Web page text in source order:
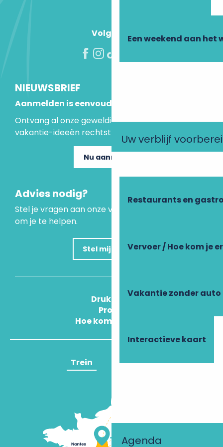
Een weekend aan het
Uw verblijf
Restaurants en
Vervoer / Hoe kom je
Vakantie zonder auto
Interactieve kaart
Agenda
Volg ons!
NIEUWSBRIEF
Aanmelden is eenvoudig
Ontvang al onze geweldige aanbiedingen en
vakantie-ideeën rechtstreeks in je inbox.
Nu aanmelden
Advies nodig?
Stel je vragen aan onze virtuele assistent, die er is
om je te helpen.
Stel mijn vraag
Druk Op
Pros
Hoe kom ik daar?
Trein Vliegtuig